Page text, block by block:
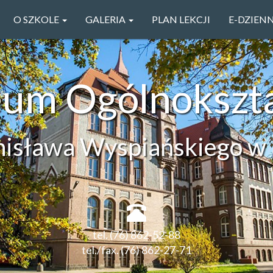
O SZKOLE GALERIA PLAN LEKCJI E-
Wyspiańskiego w
tel. (76) 862-52-88
tel./fax. (76) 862-27-71